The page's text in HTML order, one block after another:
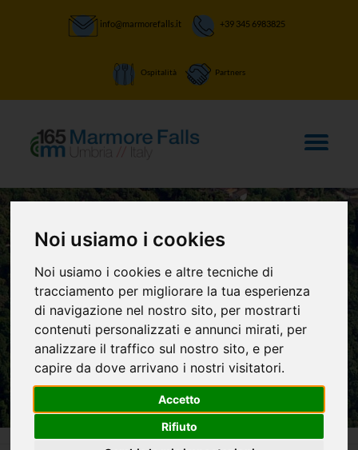
Noi usiamo i cookies
Noi usiamo i cookies e altre tecniche di
tracciamento per migliorare la tua esperienza
di navigazione nel nostro sito, per mostrarti
contenuti personalizzati e annunci mirati, per
analizzare il traffico sul nostro sito, e per
capire da dove arrivano i nostri visitatori.
Accetto
Rifiuto
info@marmorefalls.it +39 345 6983825
Ospitalità Partners
LASCIATI STUPIRE:
Sistema Museo